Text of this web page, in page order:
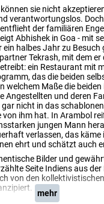
sie nicht
verantwortungslos.
der familiären
Abhishek in Goa - mit
ein halbes Jahr zu Besuch
Tekrash, mit dem er
ein Restaurant mit
das die beiden
welchem Maße die
Angestellten und deren
gar nicht in das
von ihm hat. In Arambol
jungen Mann
verlassen, das käme
ehrt und schätzt auch
Bilder und
Seite Indiens aus
von den
mehr